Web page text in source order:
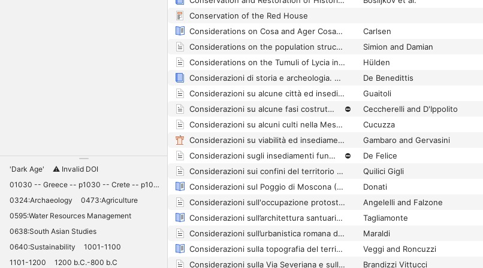
'Dark Age'
⚠️ Invalid DOI
01030 -- Greece -- p1030 -- Crete -- p1030 -- Knossos -- 11030 -- palaces -- Minoan -- 10420
0324:Archaeology
0473:Agriculture
0595:Water Resources Management
0638:South Asian Studies
0640:Sustainability
1001-1100
1101-1200
1200 b.C.-800 b.C
Conservation of the Red House
Considerations on Cosa and Ager Cosanus
Carlsen
Considerations on the population structure of Roman Alburnus Maior from the perspective of burial rite and ritual
Simion and Damian
Considerations on the Tumuli of Lycia in the Pre-Classical Period
Hülden
Considerazioni di storia e archeologia. V: I Quaderni Monte Vairano: l'edificio B e la cisterna
De Benedittis
Considerazioni su alcune città ed insediamenti del Lazio in età protostorica ed arcaica
Guaitoli
Considerazioni su alcune fasi costruttive di Porta Appia
⛔ Ceccherelli and D'Ippolito
Considerazioni su alcuni culti nella Messarà di epoca storica e sui rapporti territoriali fra Festòs e Gortina
Cucuzza
Considerazioni su viabilità ed insediamenti in età romana da Luni a Genova
Gambaro and Gervasini
Considerazioni sugli insediamenti funerari tardoantichi della via Latina (I-II miglio)
⛔ De Felice
Considerazioni sui confini del territorio di Roma primitiva
Quilici Gigli
Considerazioni sul Poggio di Moscona (Roselle)
Donati
Considerazioni sull'occupazione protostorica nell'area sud-occidentale del Palatino
Angelelli and Falzone
Considerazioni sull’architettura santuariale di età tardo-repubblicana tra Campania e Sannio
Tagliamonte
Considerazioni sull’urbanistica romana di Amelia
Maraldi
Considerazioni sulla topografia del territorio di Russi in epoca romana
Veggi and Roncuzzi
Considerazioni sulla Via Severiana e sulla Tabula Peutingeriana
Brandizzi Vittucci